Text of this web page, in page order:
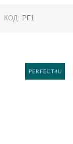
КОД: PF1